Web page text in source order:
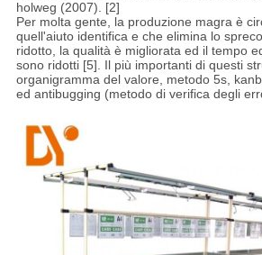
holweg (2007). [2]
Per molta gente, la produzione magra è
quell'aiuto identifica e che elimina lo
ridotto, la qualità è migliorata ed il tempo
sono ridotti [5]. Il più importanti di questi
organigramma del valore, metodo 5s,
ed antibugging (metodo di verifica degli